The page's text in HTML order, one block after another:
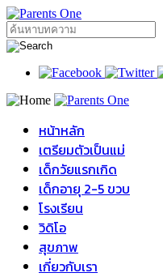
หน้าหลัก
เตรียมตัวเป็นแม่
เด็กวัยแรกเกิด
เด็กอายุ 2-5 ขวบ
โรงเรียน
วิดิโอ
สุขภาพ
เกี่ยวกับเรา